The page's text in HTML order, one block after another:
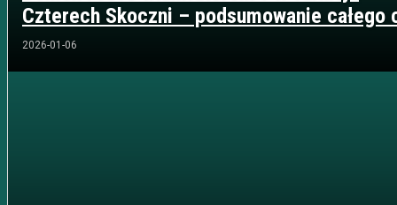
Czterech Skoczni – podsumowanie całego
2026-01-06